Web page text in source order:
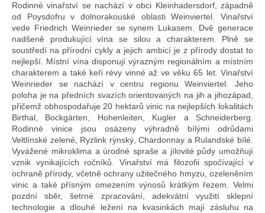
Rodinné vinařství se nachází v obci Kleinhadersdorf, západně
od Poysdofru v dolnorakouské oblasti Weinviertel. Vinařství
vede Friedrich Weinrieder se synem Lukasem. Dvě generace
nadšeně produkující vína se silou a charakterem. Plně se
soustředí na přírodní cykly a jejich ambicí je z přírody dostat to
nejlepší. Místní vína disponují výrazným regionálním a místním
charakterem a také keři révy vinné až ve věku 65 let. Vinařství
Weinrieder se nachází v centru regionu Weinviertel. Jeho
poloha je na předních svazích orientovaných na jih a jihozápad,
přičemž obhospodařuje 20 hektarů vinic na nejlepších lokalitách
Birthal, Bockgärten, Hohenleiten, Kugler a Schneiderberg.
Rodinné vinice jsou osázeny výhradně bílými odrůdami
Veltlínské zelené, Ryzlink rýnský, Chardonnay a Rulandské bílé.
Vyvážené mikroklima a úrodné spraše a jílovité půdy umožňují
vznik vynikajících ročníků. Vinařství má filozofii spočívající v
ochraně přírody, včetně ochrany užitečného hmyzu, ozeleněním
vinic a také přísným omezením výnosů krátkým řezem. Velmi
pozdní sběr, šetrné zpracování, adekvátní využití sklepní
technologie a dlouhé ležení na kvasinkách mají zásluhu na